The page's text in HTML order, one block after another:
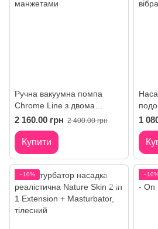
Ручна вакуумна помпа
Chrome Line з двома
манжетами
2 160.00 грн 2 400.00 грн
Купити
1
−10%